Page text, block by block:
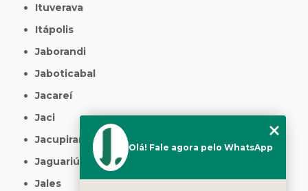
Ituverava
Itápolis
Jaborandi
Jaboticabal
Jacareí
Jaci
Jacupiranga
Jaguariúna
Jales
Olá! Fale agora pelo WhatsApp